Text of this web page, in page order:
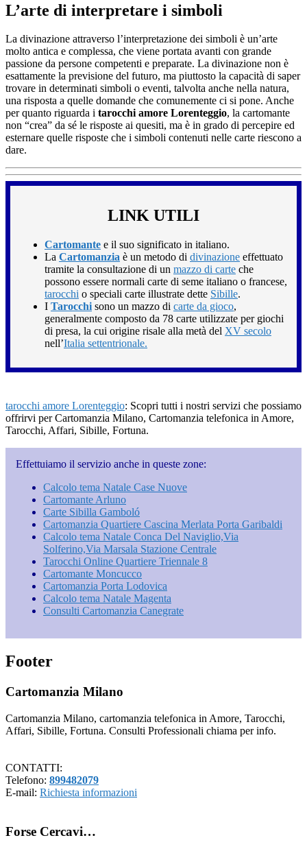
L’arte di interpretare i simboli
La divinazione attraverso l’interpretazione dei simboli è un’arte
molto antica e complessa, che viene portata avanti con grande
passione da persone competenti e preparate. La divinazione non è
esattamente la previsione del futuro, ma piuttosto la capacità di saper
trovare in determinati simboli o eventi, talvolta anche nella natura,
una risposta a quelle domande che comunemente ci si pone. Anche
per quanto riguarda i tarocchi amore Lorenteggio, la cartomante
non “crea” da sé le risposte ai quesiti, ma è in grado di percepire ed
esternare quelle risposte che i simboli contenuti nelle carte riescono a
dare.
LINK UTILI
Cartomante e il suo significato in italiano.
La Cartomanzia è un metodo di divinazione effettuato
tramite la consultazione di un mazzo di carte che
possono essere normali carte di seme italiano o francese,
tarocchi o speciali carte illustrate dette Sibille.
I Tarocchi sono un mazzo di carte da gioco,
generalmente composto da 78 carte utilizzate per giochi
di presa, la cui origine risale alla metà del XV secolo
nell’Italia settentrionale.
tarocchi amore Lorenteggio: Scopri tutti i nostri servizi che possiamo
offrirvi per Cartomanzia Milano, Cartomanzia telefonica in Amore,
Tarocchi, Affari, Sibille, Fortuna.
Effettuiamo il servizio anche in queste zone:
Calcolo tema Natale Case Nuove
Cartomante Arluno
Carte Sibilla Gamboló
Cartomanzia Quartiere Cascina Merlata Porta Garibaldi
Calcolo tema Natale Conca Del Naviglio​,Via
Solferino,Via Marsala​ Stazione Centrale
Tarocchi Online Quartiere Triennale 8
Cartomante Moncucco
Cartomanzia Porta Lodovica
Calcolo tema Natale Magenta
Consulti Cartomanzia Canegrate
Footer
Cartomanzia Milano
Cartomanzia Milano, cartomanzia telefonica in Amore, Tarocchi,
Affari, Sibille, Fortuna. Consulti Professionali chiama per info.
CONTATTI:
Telefono: 899482079
E-mail: Richiesta informazioni
Forse Cercavi…